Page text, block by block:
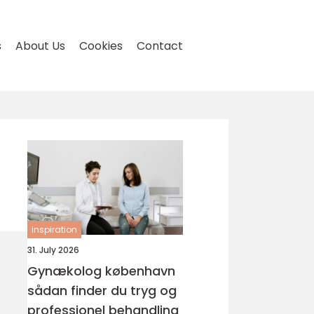
About Us Cookies Contact
inspiration
31. July 2026
Gynækolog københavn
sådan finder du tryg og
professionel behandling